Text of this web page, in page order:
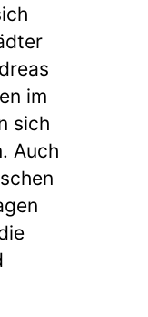
im
sich
Auch